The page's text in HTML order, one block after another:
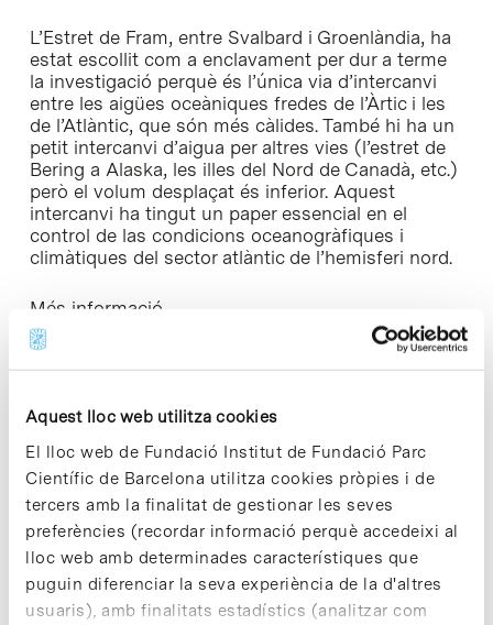
Aquest lloc web utilitza cookies
El lloc web de Fundació Institut de Fundació Parc
Científic de Barcelona utilitza cookies pròpies i de
tercers amb la finalitat de gestionar les seves
preferències (recordar informació perquè accedeixi al
lloc web amb determinades característiques que
puguin diferenciar la seva experiència de la d'altres
usuaris), amb finalitats estadístics (analitzar com
L’Estret de Fram, entre Svalbard i Groenlàndia, ha
estat escollit com a enclavament per dur a terme
la investigació perquè és l’única via d’intercanvi
entre les aigües oceàniques fredes de l’Àrtic i les
de l’Atlàntic, que són més càlides. També hi ha un
petit intercanvi d’aigua per altres vies (l’estret de
Bering a Alaska, les illes del Nord de Canadà, etc.)
però el volum desplaçat és inferior. Aquest
intercanvi ha tingut un paper essencial en el
control de las condicions oceanogràfiques i
climàtiques del sector atlàntic de l’hemisferi nord.
Més informació
Notícies més vistes